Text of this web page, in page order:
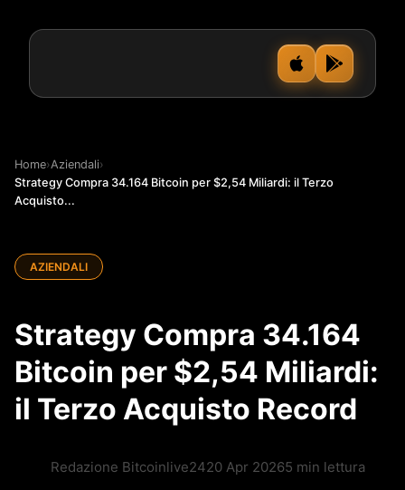
Home›Aziendali›
Strategy Compra 34.164 Bitcoin per $2,54 Miliardi: il Terzo
Acquisto...
AZIENDALI
Strategy Compra 34.164
Bitcoin per $2,54 Miliardi:
il Terzo Acquisto Record
Redazione Bitcoinlive2420 Apr 20265 min lettura